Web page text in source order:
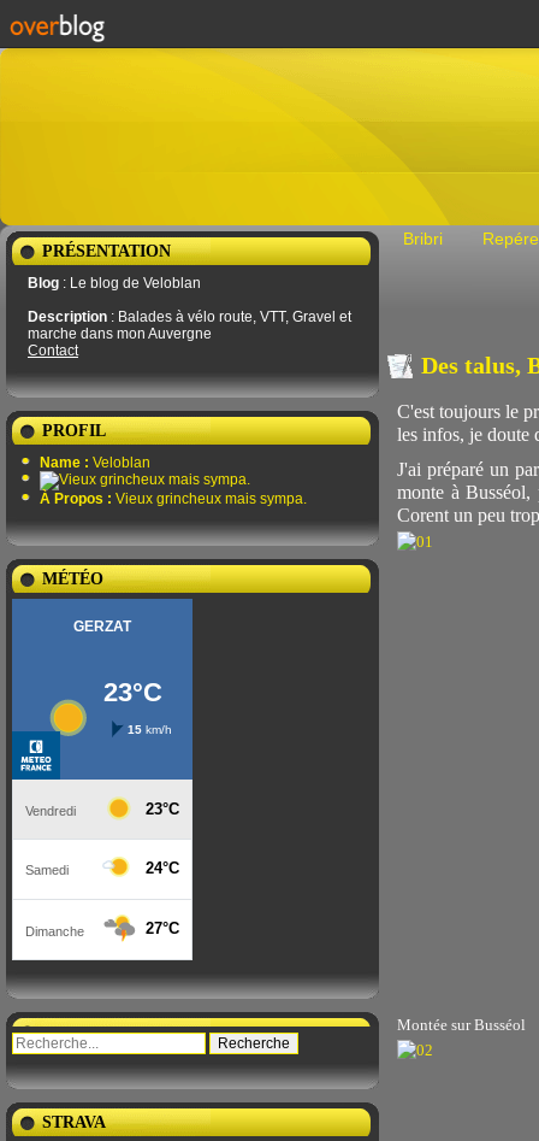
PRÉSENTATION
Blog : Le blog de Veloblan
Description : Balades à vélo route, VTT, Gravel et
marche dans mon Auvergne
Contact
PROFIL
Name : Veloblan
À Propos : Vieux grincheux mais sympa.
MÉTÉO
STRAVA
Bribri
Des talus,
C'est toujours le
les infos, je doute
J'ai préparé un
monte à
Corent un peu
Montée sur Busséol